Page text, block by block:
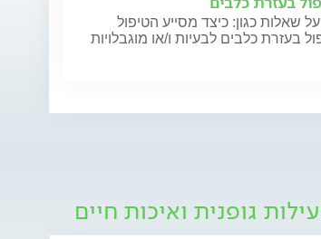
שאלות כגון: כיצד מסייע הטיפול
בעזרת כלבים לבעיות ו/או מוגבלויות
גופנית ואיכות חיים